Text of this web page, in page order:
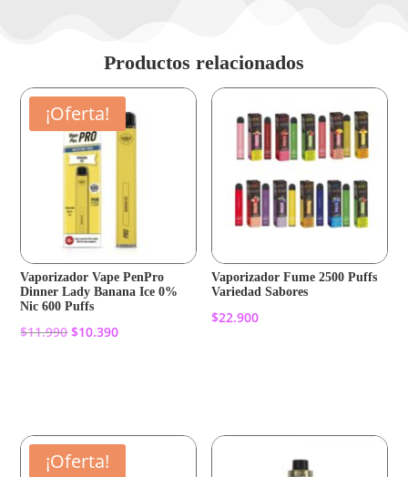
Productos relacionados
¡Oferta!
Vaporizador Vape PenPro
Dinner Lady Banana Ice 0%
Nic 600 Puffs
$11.990El
$10.390El
Vaporizador Fume 2500 Puffs
Variedad Sabores
$22.900
¡Oferta!